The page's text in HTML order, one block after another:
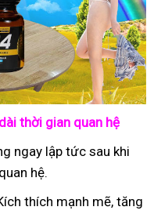
thời gian quan hệ
ngay lập tức sau khi
hệ.
thích mạnh mẽ, tăng